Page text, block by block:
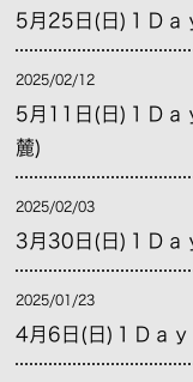
5月25日(日)１Ｄａ
2025/02/12
5月11日(日)１Ｄａ
麓)
2025/02/03
3月30日(日)１Ｄａ
2025/01/23
4月6日(日)１Ｄａ